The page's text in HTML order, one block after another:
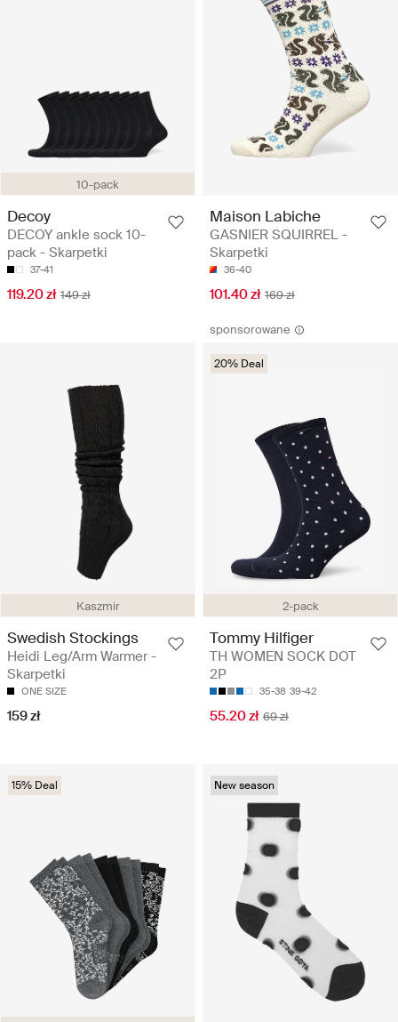
10-pack
Decoy
DECOY ankle sock 10-
pack - Skarpetki
37-41
119.20 zł 149 zł
Maison Labiche
GASNIER SQUIRREL -
Skarpetki
36-40
101.40 zł 169 zł
Kaszmir
Swedish Stockings
Heidi Leg/Arm Warmer -
Skarpetki
ONE SIZE
159 zł
sponsorowane
2-pack
20% Deal
Tommy Hilfiger
TH WOMEN SOCK DOT
2P
35-38 39-42
55.20 zł 69 zł
15% Deal New season